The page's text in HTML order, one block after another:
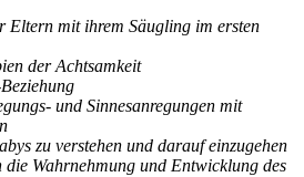
mit ihrem Säugling im ersten
der Achtsamkeit
und Sinnesanregungen mit
zu verstehen und darauf einzugehen
Wahrnehmung und Entwicklung des